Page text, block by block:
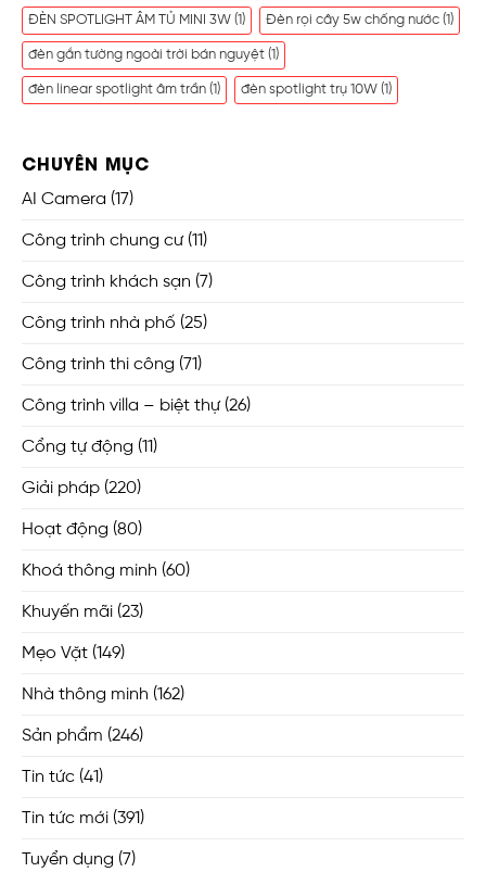
ĐÈN SPOTLIGHT ÂM TỦ MINI 3W (1) Đèn rọi cây 5w chống nước (1)
đèn gắn tường ngoài trời bán nguyệt (1)
đèn linear spotlight âm trần (1) đèn spotlight trụ 10W (1)
CHUYÊN MỤC
AI Camera (17)
Công trình chung cư(11)
Công trình khách sạn (7)
Công trình nhà phố (25)
Công trình thi công (71)
Công trình villa – biệt thự(26)
Cổng tự động (11)
Giải pháp (220)
Hoạt động (80)
Khoá thông minh (60)
Khuyến mãi (23)
Mẹo Vặt (149)
Nhà thông minh (162)
Sản phẩm (246)
Tin tức (41)
Tin tức mới (391)
Tuyển dụng (7)